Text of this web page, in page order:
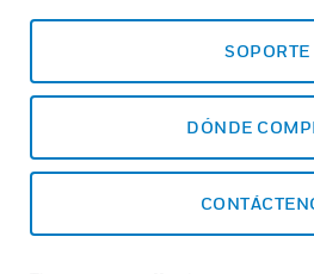
SOPORTE
DÓNDE